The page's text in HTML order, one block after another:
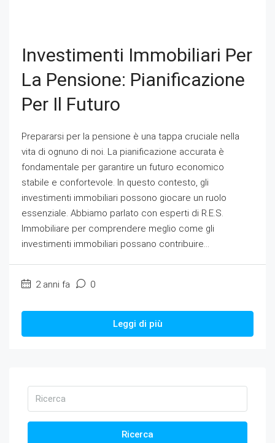
Investimenti Immobiliari Per
La Pensione: Pianificazione
Per Il Futuro
Prepararsi per la pensione è una tappa cruciale nella
vita di ognuno di noi. La pianificazione accurata è
fondamentale per garantire un futuro economico
stabile e confortevole. In questo contesto, gli
investimenti immobiliari possono giocare un ruolo
essenziale. Abbiamo parlato con esperti di R.E.S.
Immobiliare per comprendere meglio come gli
investimenti immobiliari possano contribuire...
2 anni fa 0
Leggi di più
Ricerca